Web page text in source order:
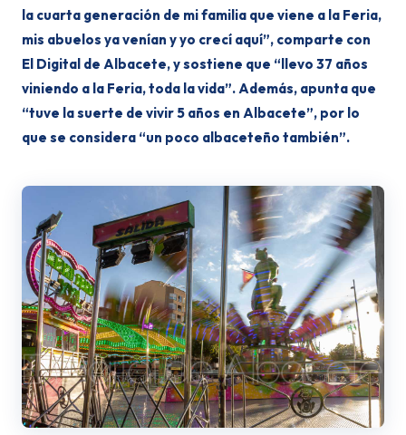
la cuarta generación de mi familia que viene a la Feria,
mis abuelos ya venían y yo crecí aquí”, comparte con
El Digital de Albacete, y sostiene que “llevo 37 años
viniendo a la Feria, toda la vida”. Además, apunta que
“tuve la suerte de vivir 5 años en Albacete”, por lo
que se considera “un poco albaceteño también”.